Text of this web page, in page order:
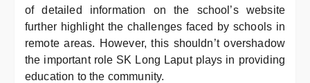
of detailed information on the school’s website
further highlight the challenges faced by schools in
remote areas. However, this shouldn’t overshadow
the important role SK Long Laput plays in providing
education to the community.